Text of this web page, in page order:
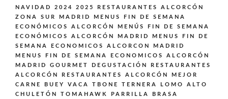
NAVIDAD 2024 2025 RESTAURANTES ALCORCÓN
ZONA SUR MADRID
MENUS FIN DE SEMANA
ECONÓMICOS ALCORCÓN
MENÚS FIN DE SEMANA
ECONÓMICOS ALCORCÓN MADRID
MENUS FIN DE
SEMANA ECONOMICOS ALCORCON MADRID
MENUS FIN DE SEMANA ECONOMICOS ALCORCÓN
MADRID GOURMET DEGUSTACIÓN
RESTAURANTES
ALCORCÓN
RESTAURANTES ALCORCÓN MEJOR
CARNE BUEY VACA TBONE TERNERA LOMO ALTO
CHULETÓN TOMAHAWK PARRILLA BRASA